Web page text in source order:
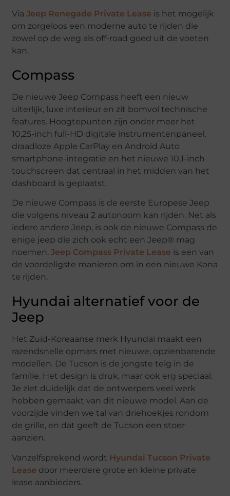
ViaJeep Renegade Private Lease is het mogelijk
om zorgeloos een moderne auto te rijden die
zowel op de weg als off-road goed uit de voeten
kan.
Compass
De nieuwe Jeep Compass heeft een nieuw
uiterlijk, luxe interieur en zit bomvol technische
features. Hoogtepunten zijn onder meer het
10,25-inch full-HD digitale instrumentenpaneel,
draadloze Apple CarPlay en Android Auto
smartphone-integratie en het nieuwe 10,1-inch
touchscreen dat centraal in het midden van het
dashboard is geplaatst.
De nieuwe Compass is de eerste Europese Jeep
die volgens niveau 2 autonoom kan rijden. Net als
iedere andere Jeep, is ook de nieuwe Compass de
enige jeep die zich ook echt een Jeep® mag
noemen.Jeep Compass Private Lease is een van
de voordeligste manieren om in een nieuwe Kona
te rijden.
Hyundai alternatief voor de
Jeep
Het Zuid-Koreaanse merk Hyundai maakt een
razendsnelle opmars met nieuwe, opzienbarende
modellen. De Tucson is de jongste telg in de
familie. Het design is druk, maar ook erg speciaal.
Je ziet duidelijk dat de ontwerpers veel werk
hebben gemaakt van dit nieuwe model. Aan de
voorzijde vinden we tal van driehoekjes rondom
de grille, en dat geeft de Tucson een stoer
aanzien.
Vanzelfsprekend wordt Hyundai Tucson Private
Lease door meerdere grote en kleine private
lease aanbieders.